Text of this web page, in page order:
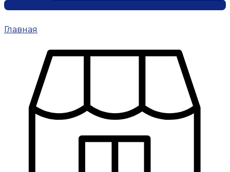
Главная